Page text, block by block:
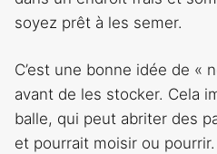
soyez prêt à les semer.
C’est une bonne idée de «
avant de les stocker. Cela
balle, qui peut abriter des
et pourrait moisir ou